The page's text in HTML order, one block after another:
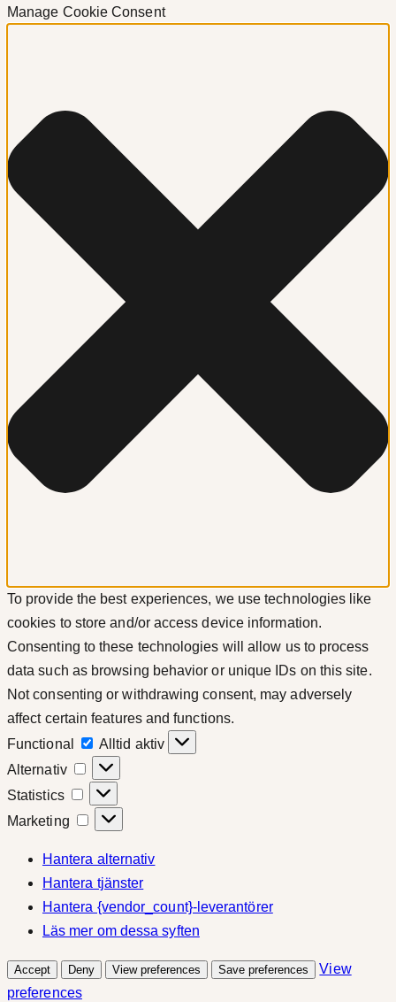
Manage Cookie Consent
To provide the best experiences, we use technologies like
cookies to store and/or access device information.
Consenting to these technologies will allow us to process
data such as browsing behavior or unique IDs on this site.
Not consenting or withdrawing consent, may adversely
affect certain features and functions.
Functional
Functional
Alltid aktiv
Alternativ
Alternativ
Statistics
Statistics
Marketing
Marketing
Hantera alternativ
Hantera tjänster
Hantera {vendor_count}-leverantörer
Läs mer om dessa syften
Accept Deny View preferences Save preferences
View
preferences